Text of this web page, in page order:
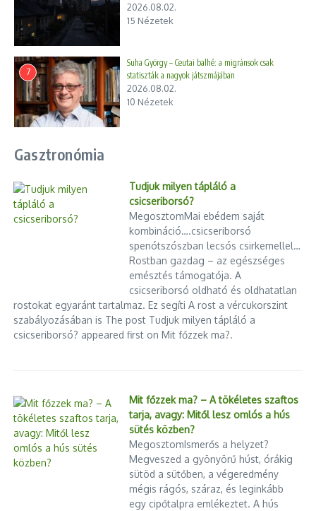
2026.08.02.
15 Nézetek
7
Suha György – Ceutai balhé: a migránsok csak
statiszták a nagyok játszmájában
2026.08.02.
10 Nézetek
Gasztronómia
Tudjuk milyen tápláló a
csicseriborsó?
MegosztomMai ebédem saját
kombináció….csicseriborsó
spenótszószban lecsós csirkemellel…
Rostban gazdag – az egészséges
emésztés támogatója. A
csicseriborsó oldható és oldhatatlan
rostokat egyaránt tartalmaz. Ez segíti A rost a vércukorszint
szabályozásában is The post Tudjuk milyen tápláló a
csicseriborsó? appeared first on Mit főzzek ma?.
Mit főzzek ma? – A tökéletes szaftos
tarja, avagy: Mitől lesz omlós a hús
sütés közben?
MegosztomIsmerős a helyzet?
Megveszed a gyönyörű húst, órákig
sütöd a sütőben, a végeredmény
mégis rágós, száraz, és leginkább
egy cipőtalpra emlékeztet. A hús